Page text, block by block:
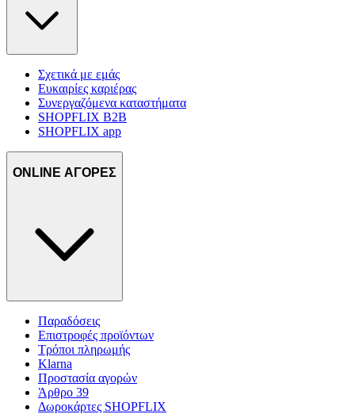
Σχετικά με εμάς
Ευκαιρίες καριέρας
Συνεργαζόμενα καταστήματα
SHOPFLIX B2B
SHOPFLIX app
ONLINE ΑΓΟΡΕΣ
Παραδόσεις
Επιστροφές προϊόντων
Τρόποι πληρωμής
Klarna
Προστασία αγορών
Άρθρο 39
Δωροκάρτες SHOPFLIX